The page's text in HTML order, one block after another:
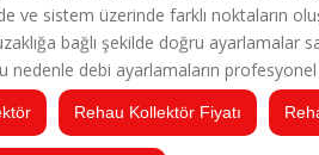
ve sistem üzerinde farklı noktaların
bağlı şekilde doğru ayarlamalar
nedenle debi ayarlamaların profesyonel
Rehau Kollektör Fiyatı